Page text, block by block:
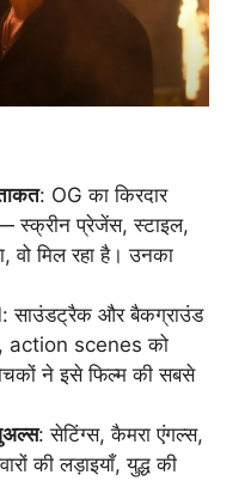
: OG का किरदार
स्क्रीन प्रेजेंस, स्टाइल,
वो मिल रहा है। उनका
: साउंडट्रैक और बैकग्राउंड
action scenes को
ने इसे फिल्म की सबसे
: सेटिंग्स, कैमरा एंगल्स,
की लड़ाइयाँ, युद्ध की